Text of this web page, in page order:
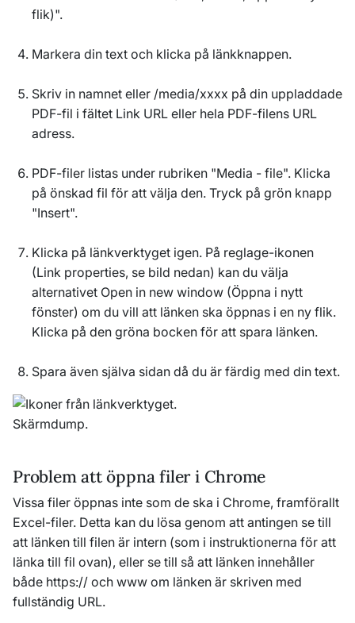
flik)".
Markera din text och klicka på länkknappen.
Skriv in namnet eller /media/xxxx på din uppladdade
PDF-fil i fältet Link URL eller hela PDF-filens URL
adress.
PDF-filer listas under rubriken "Media - file". Klicka
på önskad fil för att välja den. Tryck på grön knapp
"Insert".
Klicka på länkverktyget igen. På reglage-ikonen
(Link properties, se bild nedan) kan du välja
alternativet Open in new window (Öppna i nytt
fönster) om du vill att länken ska öppnas i en ny flik.
Klicka på den gröna bocken för att spara länken.
Spara även själva sidan då du är färdig med din text.
Problem att öppna filer i Chrome
Vissa filer öppnas inte som de ska i Chrome, framförallt
Excel-filer. Detta kan du lösa genom att antingen se till
att länken till filen är intern (som i instruktionerna för att
länka till fil ovan), eller se till så att länken innehåller
både https:// och www om länken är skriven med
fullständig URL.